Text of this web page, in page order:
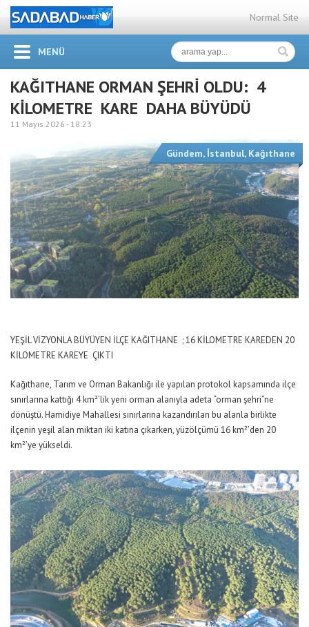
Normal Site
MENÜ
KAĞITHANE ORMAN ŞEHRİ OLDU: 4
KİLOMETRE KARE DAHA BÜYÜDÜ
11 Mayıs 2026 - 18:23
Gündem, İstanbul, Kağıthane
YEŞİL VİZYONLA BÜYÜYEN İLÇE KAĞITHANE ; 16 KİLOMETRE KAREDEN 20
KİLOMETRE KAREYE ÇIKTI
Kağıthane, Tarım ve Orman Bakanlığı ile yapılan protokol kapsamında ilçe
sınırlarına kattığı 4 km²’lik yeni orman alanıyla adeta “orman şehri”ne
dönüştü. Hamidiye Mahallesi sınırlarına kazandırılan bu alanla birlikte
ilçenin yeşil alan miktarı iki katına çıkarken, yüzölçümü 16 km²’den 20
km²’ye yükseldi.